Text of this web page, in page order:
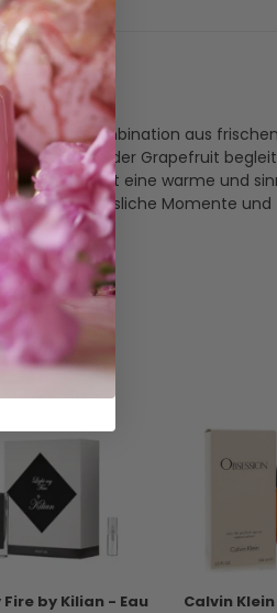
Kombination aus
Süße der Grapefruit
bringt eine warme und
für unvergessliche Momente und
by Kilian - Eau
Calvin